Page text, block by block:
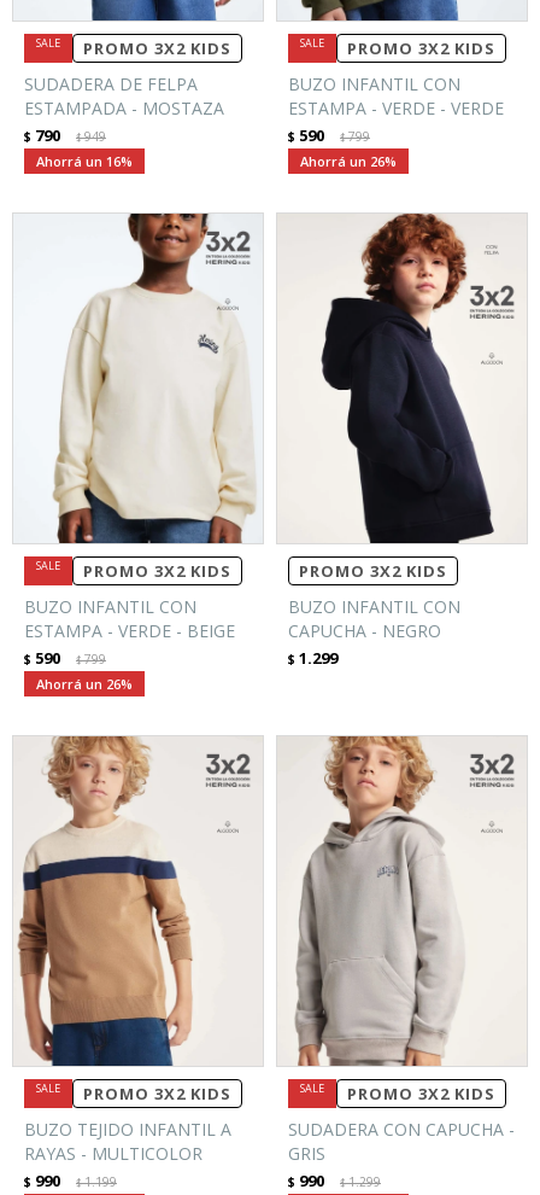
PROMO 3X2 KIDS
SUDADERA DE FELPA
ESTAMPADA - MOSTAZA
$ 790 $949
16
PROMO 3X2 KIDS
BUZO INFANTIL CON
ESTAMPA - VERDE - VERDE
$ 590 $799
26
PROMO 3X2 KIDS
BUZO INFANTIL CON
ESTAMPA - VERDE - BEIGE
$ 590 $799
26
PROMO 3X2 KIDS
BUZO INFANTIL CON
CAPUCHA - NEGRO
$ 1.299
PROMO 3X2 KIDS
BUZO TEJIDO INFANTIL A
RAYAS - MULTICOLOR
$ 990 $1.199
PROMO 3X2 KIDS
SUDADERA CON CAPUCHA -
GRIS
$ 990 $1.299